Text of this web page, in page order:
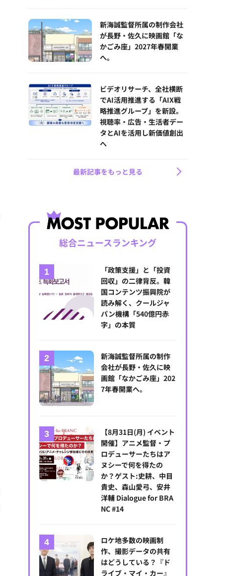
新海誠監督所属の制作会社
が長野・佐久に映画館「な
かごみ座」2027年春開業
へ。
ビデオリサーチ、全社横断
でAI活用推進する「AIX戦
略推進グループ」を新設。
視聴率・広告・生活者デー
タとAIを活用し新価値創出
へ
最新記事をもっと見る
総合ニュースランキング
「政策支援」と「投資
回収」の二律背反。韓
国コンテンツ振興院が
読み解く、クールジャ
パン機構「540億円赤
字」の本質
新海誠監督所属の制作
会社が長野・佐久に映
画館「なかごみ座」202
7年春開業へ。
【8月31日(月) イベント
開催】アニメ監督・プ
ロデューサーたちはア
ヌシーで何を得たの
か？ゲスト:史耕、中目
貴史、森山愛弓、安井
洋輔 Dialogue for BRA
NC #14
ロケ地多数の映画制
作、撮影データの共有
はどうしている？『ド
ライブ・マイ・カー』